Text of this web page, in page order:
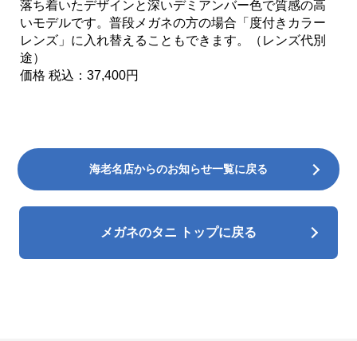
落ち着いたデザインと深いデミアンバー色で質感の高
いモデルです。普段メガネの方の場合「度付きカラー
レンズ」に入れ替えることもできます。（レンズ代別
途）
価格 税込：37,400円
海老名店からのお知らせ一覧に戻る
メガネのタニ トップに戻る